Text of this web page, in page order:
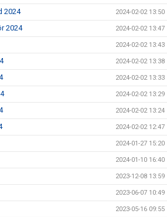
2024 2024-02-02 13:50
2024 2024-02-02 13:47
2024-02-02 13:43
2024-02-02 13:38
2024-02-02 13:33
2024-02-02 13:29
2024-02-02 13:24
2024-02-02 12:47
2024-01-27 15:20
2024-01-10 16:40
2023-12-08 13:59
2023-06-07 10:49
2023-05-16 09:55